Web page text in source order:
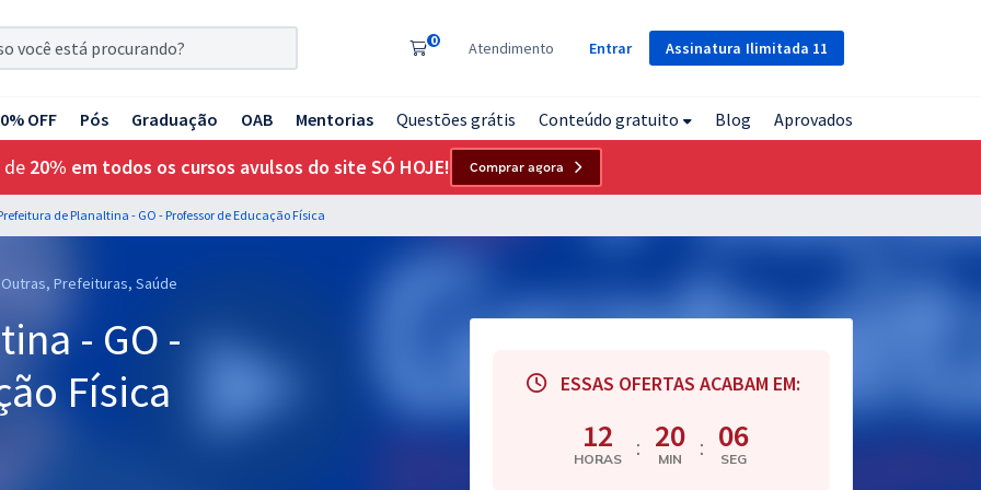
Assinatura Ilimitada 11
0 Atendimento Entrar
OFF Pós Graduação OAB Mentorias Questões grátis Conteúdo gratuito Blog Aprovados
de 20% em todos os cursos avulsos do site SÓ HOJE! Comprar agora
de Planaltina - GO - Professor de Educação Física
Prefeituras, Saúde
- GO -
Física
ESSAS OFERTAS ACABAM EM:
12
HORAS : 20
MIN : 05
SEG